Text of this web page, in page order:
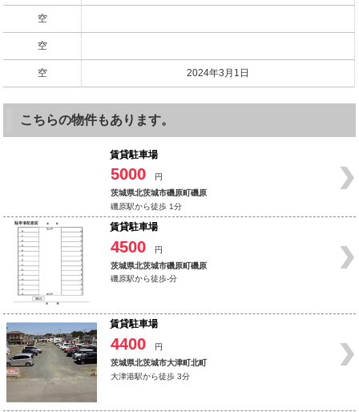
空
空
空 2024年3月1日
こちらの物件もあります。
賃貸駐車場
5000
円
茨城県北茨城市磯原町磯原
磯原駅から徒歩 1分
賃貸駐車場
4500
円
茨城県北茨城市磯原町磯原
磯原駅から徒歩-分
賃貸駐車場
4400
円
茨城県北茨城市大津町北町
大津港駅から徒歩 3分